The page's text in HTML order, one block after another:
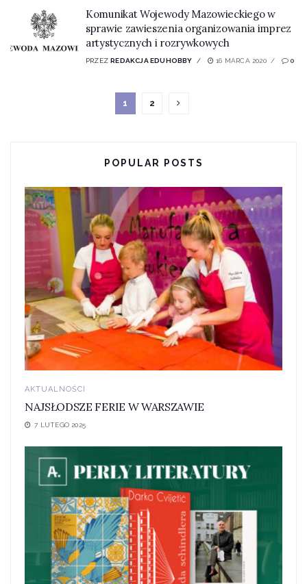
Komunikat Wojewody Mazowieckiego w
sprawie zawieszenia organizowania imprez
artystycznych i rozrywkowych
PRZEZ REDAKCJA EDUHOBBY 16 MARCA 2020 0
1 2
POPULAR POSTS
AKTUALNOŚCI
NAJSŁODSZE FERIE W WARSZAWIE
7 LUTEGO 2025